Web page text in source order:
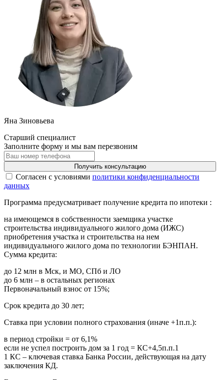
Яна Зиновьева
Старший специалист
Заполните форму и мы вам перезвоним
Получить консультацию
Cогласен с условиями политики конфиденциальности
данных
Программа предусматривает получение кредита по ипотеки :
на имеющемся в собственности заемщика участке
строительства индивидуального жилого дома (ИЖС)
приобретения участка и строительства на нем
индивидуального жилого дома по технологии БЭНПАН.
Сумма кредита:
до 12 млн в Мск, и МО, СПб и ЛО
до 6 млн – в остальных регионах
Первоначальный взнос от 15%;
Срок кредита до 30 лет;
Ставка при условии полного страхования (иначе +1п.п.):
в период стройки = от 6,1%
если не успел построить дом за 1 год = КС+4,5п.п.1
1 КС – ключевая ставка Банка России, действующая на дату
заключения КД.